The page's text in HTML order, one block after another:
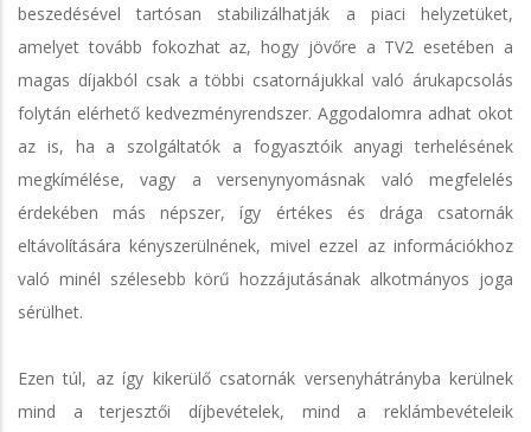
beszedésével tartósan stabilizálhatják a piaci helyzetüket,
amelyet tovább fokozhat az, hogy jövőre a TV2 esetében a
magas díjakból csak a többi csatornájukkal való árukapcsolás
folytán elérhető kedvezményrendszer. Aggodalomra adhat okot
az is, ha a szolgáltatók a fogyasztóik anyagi terhelésének
megkímélése, vagy a versenynyomásnak való megfelelés
érdekében más népszer, így értékes és drága csatornák
eltávolítására kényszerülnének, mivel ezzel az információkhoz
való minél szélesebb körű hozzájutásának alkotmányos joga
sérülhet.
Ezen túl, az így kikerülő csatornák versenyhátrányba kerülnek
mind a terjesztői díjbevételek, mind a reklámbevételeik